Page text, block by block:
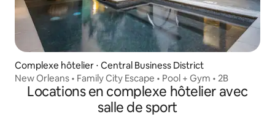
Complexe hôtelier ⋅ Central Business District
New Orleans • Family City Escape • Pool + Gym • 2B
Locations en complexe hôtelier avec
salle de sport